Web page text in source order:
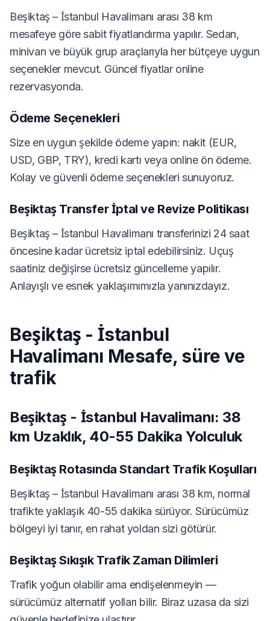
Beşiktaş – İstanbul Havalimanı arası 38 km
mesafeye göre sabit fiyatlandırma yapılır. Sedan,
minivan ve büyük grup araçlarıyla her bütçeye uygun
seçenekler mevcut. Güncel fiyatlar online
rezervasyonda.
Ödeme Seçenekleri
Size en uygun şekilde ödeme yapın: nakit (EUR,
USD, GBP, TRY), kredi kartı veya online ön ödeme.
Kolay ve güvenli ödeme seçenekleri sunuyoruz.
Beşiktaş Transfer İptal ve Revize Politikası
Beşiktaş – İstanbul Havalimanı transferinizi 24 saat
öncesine kadar ücretsiz iptal edebilirsiniz. Uçuş
saatiniz değişirse ücretsiz güncelleme yapılır.
Anlayışlı ve esnek yaklaşımımızla yanınızdayız.
Beşiktaş - İstanbul
Havalimanı Mesafe, süre ve
trafik
Beşiktaş - İstanbul Havalimanı: 38
km Uzaklık, 40-55 Dakika Yolculuk
Beşiktaş Rotasında Standart Trafik Koşulları
Beşiktaş – İstanbul Havalimanı arası 38 km, normal
trafikte yaklaşık 40-55 dakika sürüyor. Sürücümüz
bölgeyi iyi tanır, en rahat yoldan sizi götürür.
Beşiktaş Sıkışık Trafik Zaman Dilimleri
Trafik yoğun olabilir ama endişelenmeyin —
sürücümüz alternatif yolları bilir. Biraz uzasa da sizi